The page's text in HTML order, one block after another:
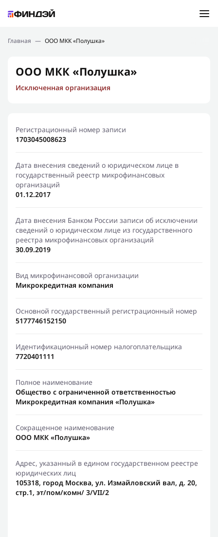
Подбор займа
Новости
Финансовое просвещение
Главная — ООО МКК «Полушка»
ООО МКК «Полушка»
Исключенная организация
Регистрационный номер записи
1703045008623
Дата внесения сведений о юридическом лице в
государственный реестр микрофинансовых
организаций
01.12.2017
Дата внесения Банком России записи об исключении
сведений о юридическом лице из государственного
реестра микрофинансовых организаций
30.09.2019
Вид микрофинансовой организации
Микрокредитная компания
Основной государственный регистрационный номер
5177746152150
Идентификационный номер налогоплательщика
7720401111
Полное наименование
Общество с ограниченной ответственностью
Микрокредитная компания «Полушка»
Сокращенное наименование
ООО МКК «Полушка»
Адрес, указанный в едином государственном реестре
юридических лиц
105318, город Москва, ул. Измайловский вал, д. 20,
стр.1, эт/пом/комн/ 3/VII/2
Ошибка:Контактная форма не найдена.
Спасибо, что написали нам
Мы свяжемся с Вами в ближайшее время и сообщим
результат
Отправить новый запрос